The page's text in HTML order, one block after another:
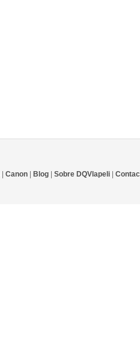
Canon Blog Sobre DQVlapeli